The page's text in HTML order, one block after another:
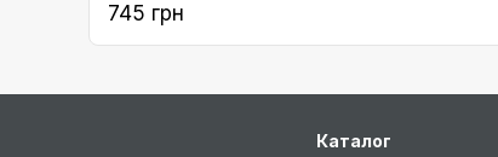
745 грн
Каталог